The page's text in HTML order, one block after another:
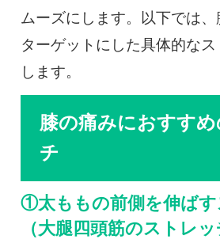
ムーズにします。以下では
ターゲットにした具体的な
します。
膝の痛みにおすす
チ
①太ももの前側を伸ば
（大腿四頭筋のストレッ